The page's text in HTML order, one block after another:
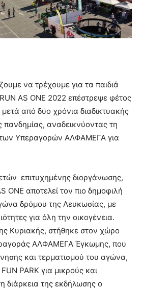
να τρέχουμε για τα παιδιά
AS ΟΝΕ 2022 επέστρεψε φέτος
από δύο χρόνια διαδικτυακής
πανδημίας, αναδεικνύοντας τη
Υπεραγορών ΑΛΦΑΜΕΓΑ για
επιτυχημένης διοργάνωσης,
ΟΝΕ αποτελεί τον πιο δημοφιλή
δρόμου της Λευκωσίας, με
για όλη την οικογένεια.
Κυριακής, στήθηκε στον χώρο
ΑΛΦΑΜΕΓΑ Έγκωμης, που
και τερματισμού του αγώνα,
PARK για μικρούς και
διάρκεια της εκδήλωσης ο